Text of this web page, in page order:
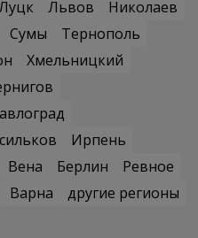
Львов
Николаев
Сумы
Тернополь
Хмельницкий
Ирпень
Вена Берлин
Ревное
Варна
другие регионы